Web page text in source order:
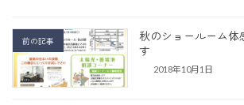
前の記事
秋のショールーム体
す
2018年10月1日